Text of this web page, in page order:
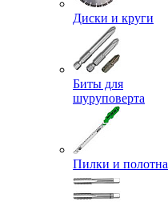
Диски и круги
Биты для
шуруповерта
Пилки и полотна